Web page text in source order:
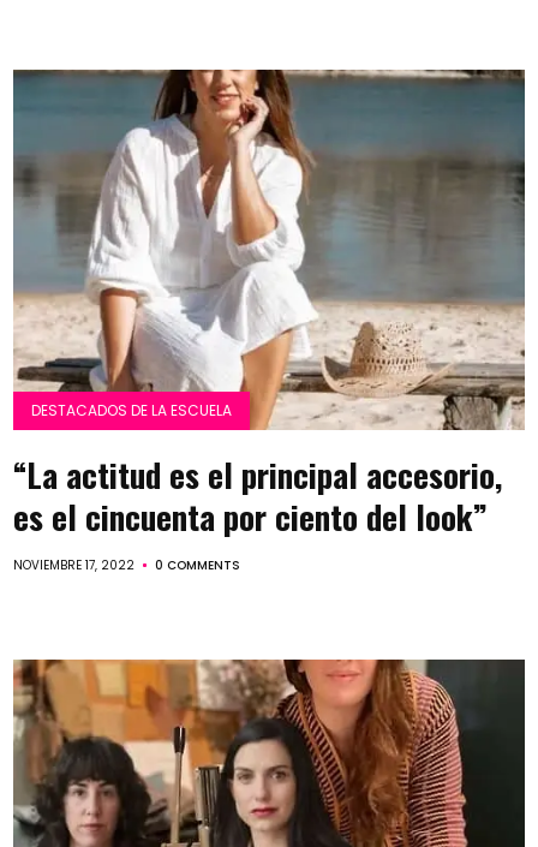
DESTACADOS DE LA ESCUELA
“La actitud es el principal accesorio,
es el cincuenta por ciento del look”
NOVIEMBRE 17, 2022 0 COMMENTS